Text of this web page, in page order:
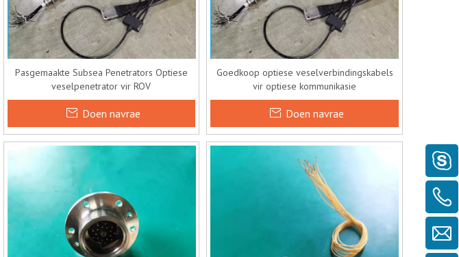
Pasgemaakte Subsea Penetrators Optiese
veselpenetrator vir ROV
Doen navrae
Goedkoop optiese veselverbindingskabels
vir optiese kommunikasie
Doen navrae